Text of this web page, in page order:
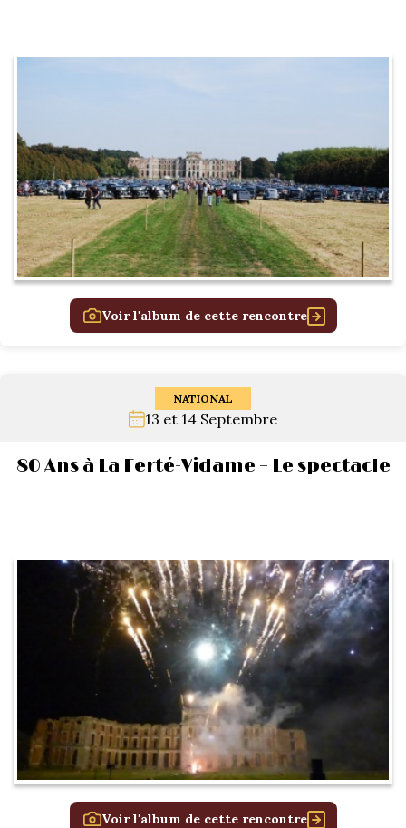
Voir l'album de cette rencontre
NATIONAL
13 et 14 Septembre
80 Ans à La Ferté-Vidame – Le spectacle
Voir l'album de cette rencontre